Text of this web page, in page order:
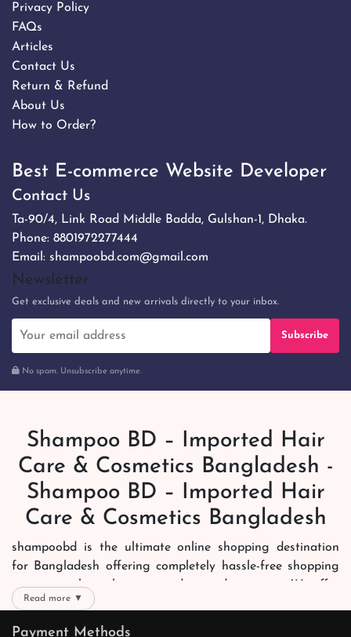
Privacy Policy
FAQs
Articles
Contact Us
Return & Refund
About Us
How to Order?
Best E-commerce Website Developer
Contact Us
Ta-90/4, Link Road Middle Badda, Gulshan-1, Dhaka.
Phone: 8801972277444
Email: shampoobd.com@gmail.com
Newsletter
Get exclusive deals and new arrivals directly to your inbox.
Subscribe
No spam. Unsubscribe anytime.
Shampoo BD – Imported Hair
Care & Cosmetics Bangladesh -
Shampoo BD – Imported Hair
Care & Cosmetics Bangladesh
shampoobd is the ultimate online shopping destination
for Bangladesh offering completely hassle-free shopping
experience through secure and trusted gateways. We offer
you trendy and reliable shopping with all your preferred
brands and more. Now shopping is easier, quicker and
Read more ▼
Payment Methods